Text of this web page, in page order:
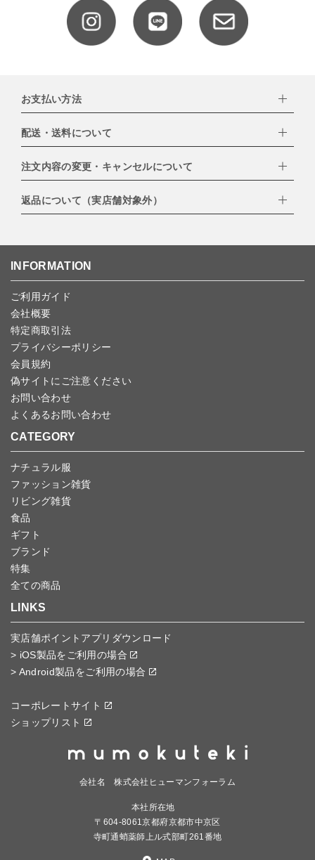
お支払い方法
下記お支払い方法よりお選びいただけます。
・クレジットカード（VISA,mastercard,JCB,AMERICAN
EXPRESS,Diners Club）
・PayPay
・NP後払い
配送・送料について
配達業者：日本郵便
北海道：1,400円
沖縄：1,400円
注文内容の変更・キャンセルについて
ご注文日当日から翌日のAM9:00までにご連絡頂いた場合はキャン
セルは可能です。
ンセルしていただいた後、ご希望の商品のみ再度ご注文お願いしま
予約商品など一部キャンセルが出来ない場合がございます。あらか
じめご了承ください。
返品について（実店舗対象外）
こちらよりご依頼ください。
INFORMATION
ご利用ガイド
会社概要
特定商取引法
プライバシーポリシー
会員規約
偽サイトにご注意ください
お問い合わせ
よくあるお問い合わせ
CATEGORY
ナチュラル服
ファッション雑貨
リビング雑貨
食品
ギフト
ブランド
特集
全ての商品
LINKS
実店舗ポイントアプリダウンロード
> iOS製品をご利用の場合
> Android製品をご利用の場合
コーポレートサイト
ショップリスト
会社名 株式会社ヒューマンフォーラム
本社所在地
〒604-8061京都府京都市中京区
寺町通蛸薬師上ル式部町261番地